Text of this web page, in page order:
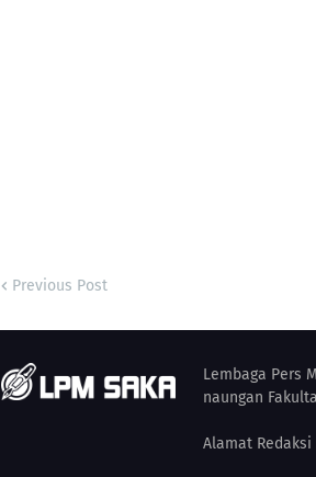
Previous Post
Lembaga Pers
naungan
Alamat Redaksi